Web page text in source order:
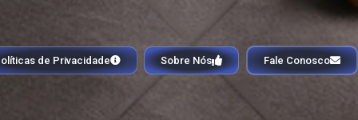
de Privacidade Sobre Nós Fale Conosco